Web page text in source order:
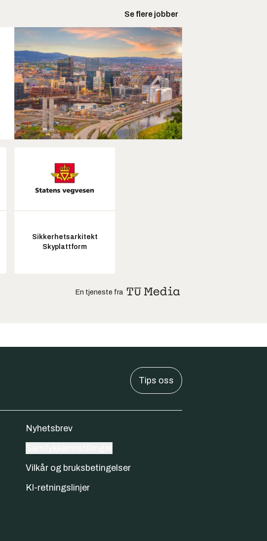
Se flere jobber
Sikkerhetsarkitekt
Skyplattform
En tjeneste fra
Tips oss
Nyhetsbrev
Vilkår og bruksbetingelser
KI-retningslinjer